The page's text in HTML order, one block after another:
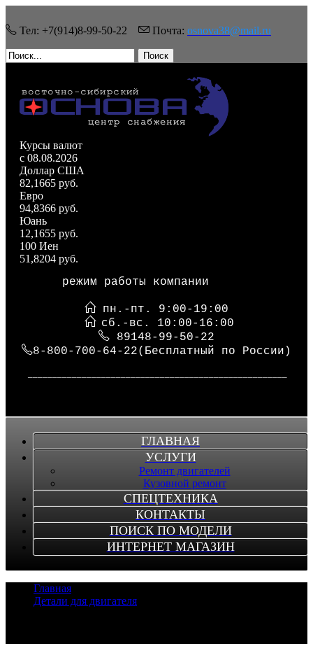
Тел: +7(914)8-99-50-22 Почта: osnova38@mail.ru
Поиск
Курсы валют
c 08.08.2026
Доллар США
82,1665 руб.
Евро
94,8366 руб.
Юань
12,1655 руб.
100 Иен
51,8204 руб.
режим работы компании
пн.-пт. 9:00-19:00
сб.-вс. 10:00-16:00
89148-99-50-22
8-800-700-64-22(Бесплатный по России)
ГЛАВНАЯ
УСЛУГИ
Ремонт двигателей
Кузовной ремонт
СПЕЦТЕХНИКА
КОНТАКТЫ
ПОИСК ПО МОДЕЛИ
ИНТЕРНЕТ МАГАЗИН
Главная
Детали для двигателя